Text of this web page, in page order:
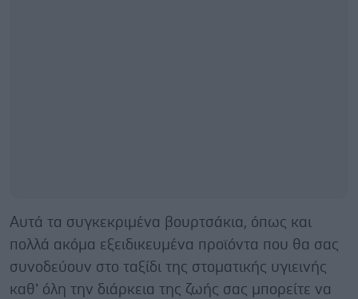
Αυτά τα συγκεκριμένα βουρτσάκια, όπως και
πολλά ακόμα εξειδικευμένα προϊόντα που θα σας
συνοδεύουν στο ταξίδι της στοματικής υγιεινής
καθ’ όλη την διάρκεια της ζωής σας μπορείτε να